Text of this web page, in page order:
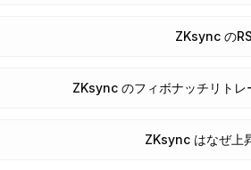
ZKsync の
ZKsync のフィボナッチリトレ
ZKsync はなぜ上